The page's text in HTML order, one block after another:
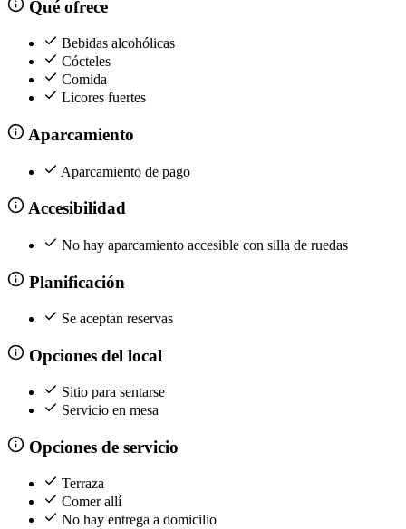
Qué ofrece
Bebidas alcohólicas
Cócteles
Comida
Licores fuertes
Aparcamiento
Aparcamiento de pago
Accesibilidad
No hay aparcamiento accesible con silla de ruedas
Planificación
Se aceptan reservas
Opciones del local
Sitio para sentarse
Servicio en mesa
Opciones de servicio
Terraza
Comer allí
No hay entrega a domicilio